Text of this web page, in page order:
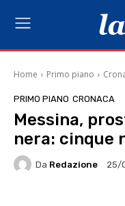
Home Primo piano
PRIMO PIANO CRONACA
Messina,
nera: cinque
Da Redazione 25/